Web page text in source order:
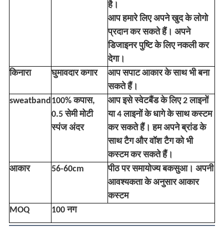
है।
आप हमारे लिए अपने खुद के लोगो
प्रदान कर सकते हैं। अपने
डिजाइनर पुष्टि के लिए नकली कर
देगा।
किनारा
घुमावदार कगार
आप सपाट आकार के साथ भी बना
सकते हैं।
sweatband100% कपास,
0.5 सेमी मोटी
स्पंज अंदर
आप इसे स्वेटबैंड के लिए 2 लाइनों
या 4 लाइनों के धागे के साथ कस्टम
कर सकते हैं। हम अपने ब्रांड के
साथ टैग और वॉश टैग को भी
कस्टम कर सकते हैं।
आकार
56-60cm
पीठ पर समायोज्य बकसुआ। अपनी
आवश्यकता के अनुसार आकार
कस्टम
MOQ
100 नग